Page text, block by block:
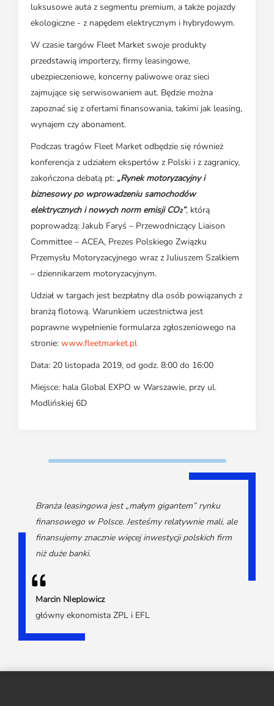
luksusowe auta z segmentu premium, a także pojazdy
ekologiczne - z napędem elektrycznym i hybrydowym.
W czasie targów Fleet Market swoje produkty
przedstawią importerzy, firmy leasingowe,
ubezpieczeniowe, koncerny paliwowe oraz sieci
zajmujące się serwisowaniem aut. Będzie można
zapoznać się z ofertami finansowania, takimi jak leasing,
wynajem czy abonament.
Podczas tragów Fleet Market odbędzie się również
konferencja z udziałem ekspertów z Polski i z zagranicy,
zakończona debatą pt: „Rynek motoryzacyjny i
biznesowy po wprowadzeniu samochodów
elektrycznych i nowych norm emisji CO₂”, którą
poprowadzą: Jakub Faryś – Przewodniczący Liaison
Committee – ACEA, Prezes Polskiego Związku
Przemysłu Motoryzacyjnego wraz z Juliuszem Szalkiem
– dziennikarzem motoryzacyjnym.
Udział w targach jest bezpłatny dla osób powiązanych z
branżą flotową. Warunkiem uczestnictwa jest
poprawne wypełnienie formularza zgłoszeniowego na
stronie: www.fleetmarket.pl
Data: 20 listopada 2019, od godz. 8:00 do 16:00
Miejsce: hala Global EXPO w Warszawie, przy ul.
Modlińskiej 6D
Branża leasingowa jest „małym gigantem” rynku
finansowego w Polsce. Jesteśmy relatywnie mali, ale
finansujemy znacznie więcej inwestycji polskich firm
niż duże banki.
Marcin NIeplowicz
główny ekonomista ZPL i EFL